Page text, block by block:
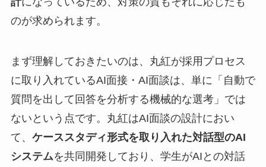
のが求められます。
まず理解しておきたいのは、丸紅が採用プロセス
に取り入れているAI面接・AI面談は、単に「自動で
質問を出して回答を分析する機械的な選考」では
ないという点です。丸紅はAI面談の設計におい
て、 ケーススタディ形式を取り入れた対話型のAI
システムを共同開発しており、学生がAIとの対話